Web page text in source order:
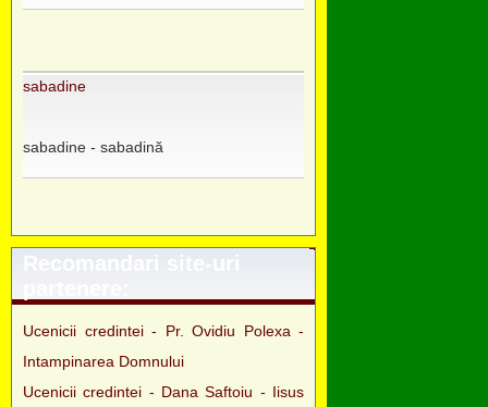
sabadine
sabadine - sabadină
Recomandari site-uri
Ucenicii credintei - Pr. Ovidiu Polexa -
Intampinarea Domnului
Ucenicii credintei - Dana Saftoiu - Iisus